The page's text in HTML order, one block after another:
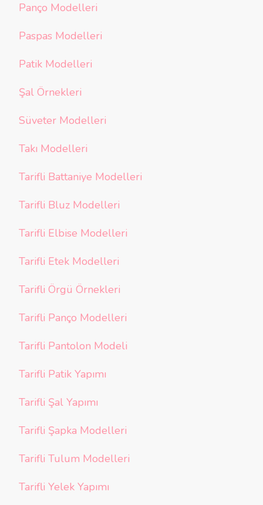
Panço Modelleri
Paspas Modelleri
Patik Modelleri
Şal Örnekleri
Süveter Modelleri
Takı Modelleri
Tarifli Battaniye Modelleri
Tarifli Bluz Modelleri
Tarifli Elbise Modelleri
Tarifli Etek Modelleri
Tarifli Örgü Örnekleri
Tarifli Panço Modelleri
Tarifli Pantolon Modeli
Tarifli Patik Yapımı
Tarifli Şal Yapımı
Tarifli Şapka Modelleri
Tarifli Tulum Modelleri
Tarifli Yelek Yapımı